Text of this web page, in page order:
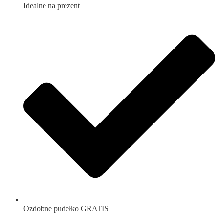
Idealne na prezent
Ozdobne pudełko GRATIS